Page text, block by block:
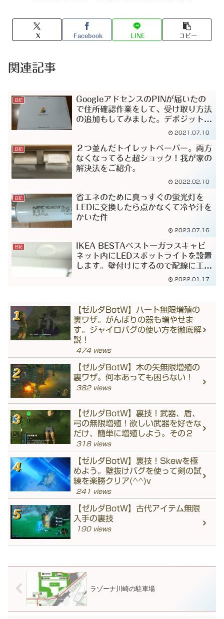
X Facebook LINE コピー
関連記事
日記
GoogleアドセンスのPINが届いたの
で住所確認作業をして、受け取り方法
の追加もしてみました。デポジットが
入金されて口座確認もできたので収益
2021.07.10
日記
２つ並んだトイレットペーパー。両方
なくなってると超ショック！我が家の
解決法をご紹介。
2022.02.10
日記
省エネのために真っすぐの蛍光灯を
LEDに交換したら点かなくて冷や汗を
かいた件
2023.07.16
日記
IKEA BESTAベストーガラスキャビ
ネット内にLEDスポットライトを設置
します。壁付けにするので配線に工夫
2022.01.17
【ゼルダBotW】ハート無限増殖の
裏ワザ。がんばりの器も増やせま
す。ジャイロバグの使い方を徹底解
説！
474 views
【ゼルダBotW】木の矢無限増殖の
裏ワザ。何本あっても困らない！
382 views
【ゼルダBotW】裏技！武器、盾、
弓の無限増殖！欲しい武器を好きな
だけ、簡単に増殖しよう。その２
318 views
【ゼルダBotW】裏技！Skewを極
めよう。壁抜けバグを使って剣の試
練を楽勝クリア(^^)v
241 views
【ゼルダBotW】古代アイテム無限
入手の裏技
190 views
ラゾーナ川崎の駐車場